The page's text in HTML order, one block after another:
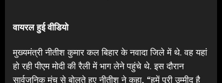
वायरल हुई वीडियो
मुख्यमंत्री नीतीश कुमार कल बिहार के नवादा जिले में थे. वह यहां
हो रही पीएम मोदी की रैली में भाग लेने पहुंचे थे. इस दौरान
सार्वजनिक मंच से बोलते हुए नीतीश ने कहा, “हमें पूरी उम्मीद है